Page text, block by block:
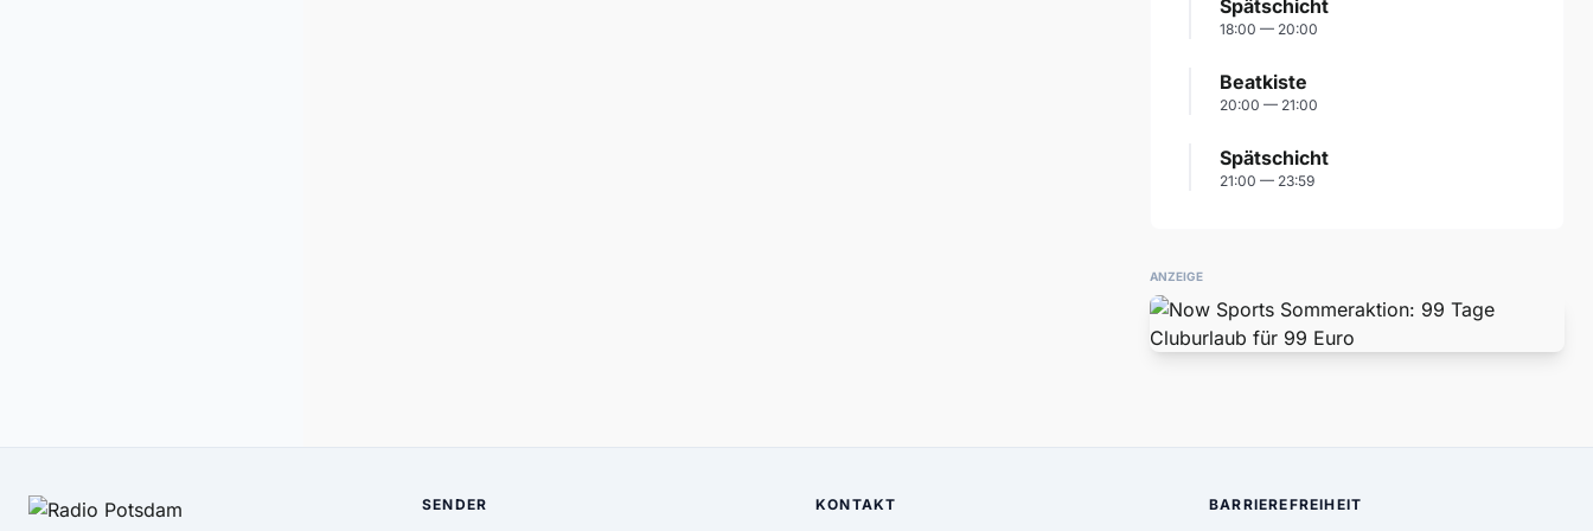
Spätschicht
18:00 — 20:00
Beatkiste
20:00 — 21:00
Spätschicht
21:00 — 23:59
ANZEIGE
SENDER KONTAKT BARRIEREFREIHEIT